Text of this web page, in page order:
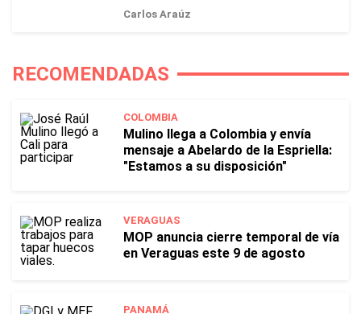
Carlos Araúz
RECOMENDADAS
COLOMBIA
Mulino llega a Colombia y envía
mensaje a Abelardo de la Espriella:
"Estamos a su disposición"
VERAGUAS
MOP anuncia cierre temporal de vía
en Veraguas este 9 de agosto
PANAMÁ